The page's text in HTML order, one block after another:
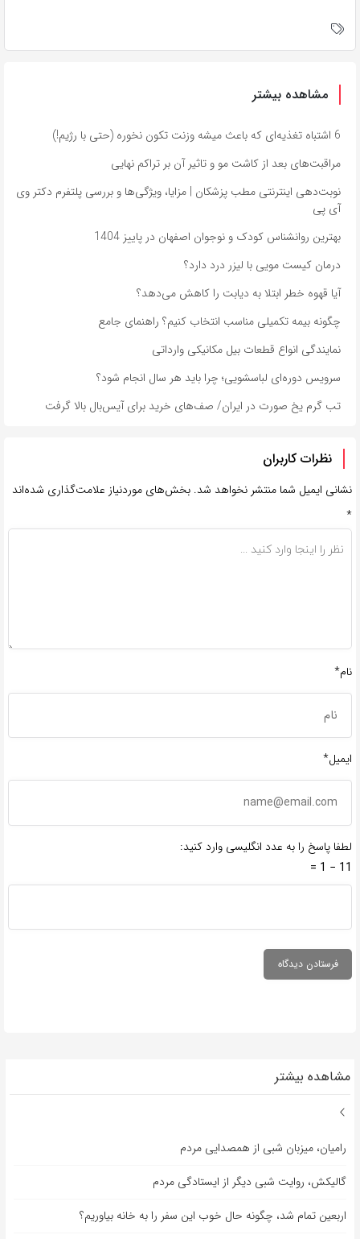
مشاهده بیشتر
6 اشتباه تغذیه‌ای که باعث میشه وزنت تکون نخوره (حتی با رژیم!)
مراقبت‌های بعد از کاشت مو و تاثیر آن بر تراکم نهایی
نوبت‌دهی اینترنتی مطب پزشکان | مزایا، ویژگی‌ها و بررسی پلتفرم دکتر وی
آی پی
بهترین روانشناس کودک و نوجوان اصفهان در پاییز 1404
درمان کیست مویی با لیزر درد دارد؟
آیا قهوه خطر ابتلا به دیابت را کاهش می‌دهد؟
چگونه بیمه تکمیلی مناسب انتخاب کنیم؟ راهنمای جامع
نمایندگی انواع قطعات بیل مکانیکی وارداتی
سرویس دوره‌ای لباسشویی؛ چرا باید هر سال انجام شود؟
تب گرم یخ صورت در ایران/ صف‌های خرید برای آیس‌بال بالا گرفت
نظرات کاربران
نشانی ایمیل شما منتشر نخواهد شد. بخش‌های موردنیاز علامت‌گذاری شده‌اند
*
نام*
ایمیل*
لطفا پاسخ را به عدد انگلیسی وارد کنید:
11 − 1 =
مشاهده بیشتر
رامیان، میزبان شبی از همصدایی مردم
گالیکش، روایت شبی دیگر از ایستادگی مردم
اربعین تمام شد، چگونه حال خوب این سفر را به خانه بیاوریم؟